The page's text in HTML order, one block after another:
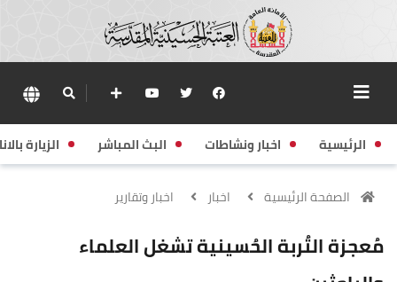
الرئيسية اخبار ونشاطات البث المباشر الزيارة
الصفحة الرئيسية اخبار اخبار وتقارير
مُعجزة التُربة الحُسينية تشغل العلماء